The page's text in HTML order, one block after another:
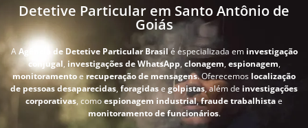
Detetive Particular em Santo Antônio de
Goiás
AAgência de Detetive Particular Brasilé especializada em investigação
conjugal, investigações de WhatsApp,clonagem,espionagem,
monitoramentoerecuperação de mensagens. Oferecemos localização
de pessoas desaparecidas,foragidase golpistas, além de investigações
corporativas, comoespionagem industrial,fraude trabalhistae
monitoramento de funcionários.